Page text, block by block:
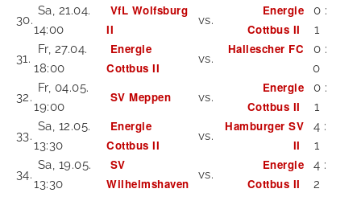
30.
Sa, 21.04.
14:00
VfL Wolfsburg
II
vs.
Energie
Cottbus II
0 :
1
31.
Fr, 27.04.
18:00
Energie
Cottbus II
vs.
Hallescher FC
0 :
0
32.
Fr, 04.05.
19:00
SV Meppen vs.
Energie
Cottbus II
0 :
1
33.
Sa, 12.05.
13:30
Energie
Cottbus II
vs.
Hamburger SV
II
4 :
1
34.
Sa, 19.05.
13:30
SV
Wilhelmshaven
vs.
Energie
Cottbus II
4 :
2